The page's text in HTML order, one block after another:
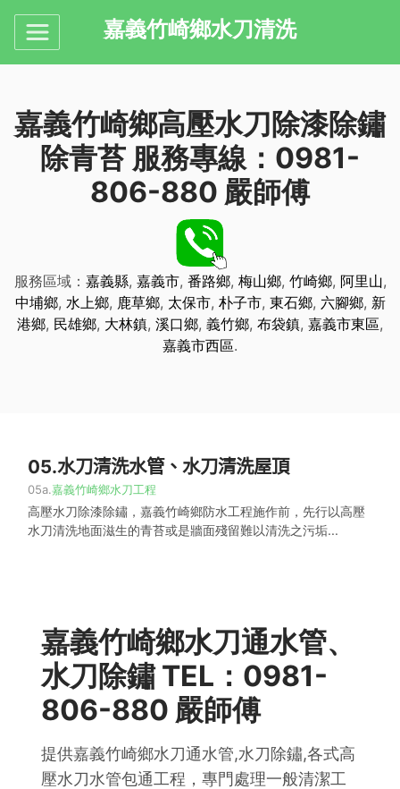
嘉義竹崎鄉水刀清洗
嘉義竹崎鄉高壓水刀除漆除鏽
除青苔 服務專線：0981-
806-880 嚴師傅
服務區域： 嘉義縣, 嘉義市, 番路鄉, 梅山鄉, 竹崎鄉, 阿里山,
中埔鄉, 水上鄉, 鹿草鄉, 太保市, 朴子市, 東石鄉, 六腳鄉, 新
港鄉, 民雄鄉, 大林鎮, 溪口鄉, 義竹鄉, 布袋鎮, 嘉義市東區,
嘉義市西區.
05.水刀清洗水管、水刀清洗屋頂
05a.嘉義竹崎鄉水刀工程
高壓水刀除漆除鏽，嘉義竹崎鄉防水工程施作前，先行以高壓
水刀清洗地面滋生的青苔或是牆面殘留難以清洗之污垢...
嘉義竹崎鄉水刀通水管、
水刀除鏽 TEL：0981-
806-880 嚴師傅
提供嘉義竹崎鄉水刀通水管,水刀除鏽,各式高
壓水刀水管包通工程，專門處理一般清潔工